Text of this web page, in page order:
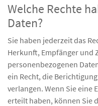
Welche Rechte
Daten?
Sie haben jederzeit das
Herkunft, Empfänger und
personenbezogenen
ein Recht, die
verlangen. Wenn Sie eine
erteilt haben, können Sie